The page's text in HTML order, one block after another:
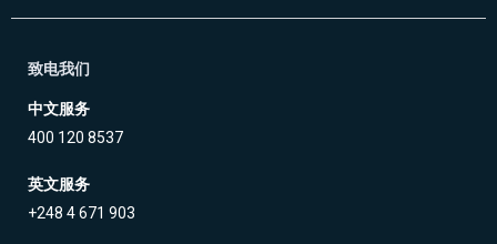
致电我们
中文服务
400 120 8537
英文服务
+248 4 671 903